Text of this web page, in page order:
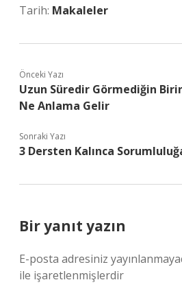
Tarih: Makaleler
Önceki Yazı
Uzun Süredir Görmediğin
Ne Anlama Gelir
Sonraki Yazı
3 Dersten Kalınca
Bir yanıt yazın
E-posta adresiniz
ile işaretlenmişlerdir